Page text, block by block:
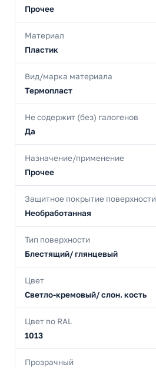
Прочее
Материал
Пластик
Вид/марка материала
Термопласт
Не содержит (без) галогенов
Да
Назначение/применение
Прочее
Защитное покрытие поверхности
Необработанная
Тип поверхности
Блестящий/ глянцевый
Цвет
Светло-кремовый/ слон. кость
Цвет по RAL
1013
Прозрачный